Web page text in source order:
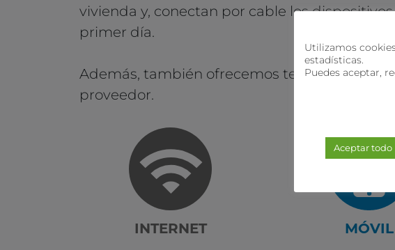
vivienda y, conectan por cable los
primer día.
Además, también ofrecemos telefonía móvil
proveedor.
INTERNET MÓVIL
Utilizamos
estadísticas.
Puedes aceptar,
Aceptar todo